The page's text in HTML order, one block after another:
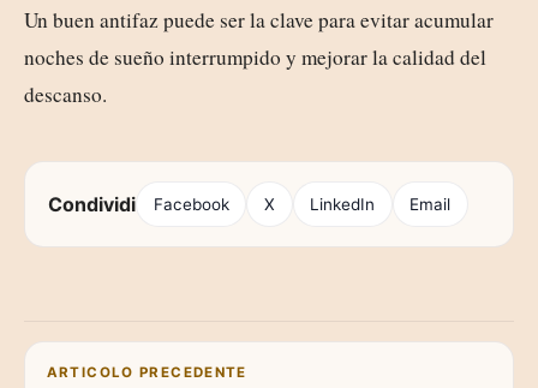
Un buen antifaz puede ser la clave para evitar acumular
noches de sueño interrumpido y mejorar la calidad del
descanso.
Condividi Facebook X LinkedIn Email
Navigazione articoli
ARTICOLO PRECEDENTE